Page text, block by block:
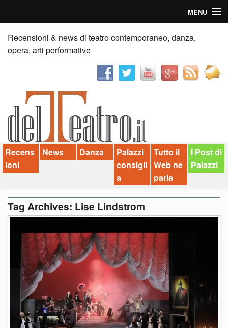
MENU
Home
Recensioni
News
Palazzi consiglia
Video
Chi siamo
Contatti
Recensioni & news di teatro contemporaneo, danza,
opera, arti performative
Recens
ioni
News Danza
Palazzi
consigli
a
Tutto il
Web ne
parla
I Post di
Palazzi
Tag Archives: Lise Lindstrom